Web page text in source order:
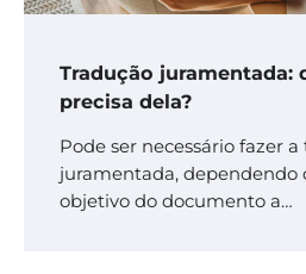
Tradução juramentada:
precisa dela?
Pode ser necessário fazer
juramentada, dependendo
objetivo do documento a…